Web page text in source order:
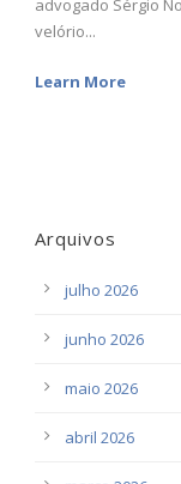
advogado Sérgio
velório...
Learn More
Arquivos
julho 2026
junho 2026
maio 2026
abril 2026